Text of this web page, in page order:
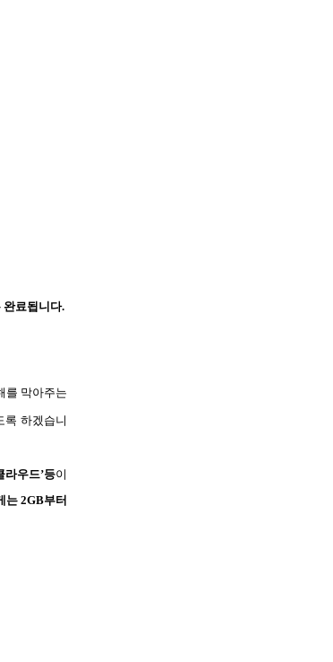
완료됩니다.
를 막아주는
록 하겠습니
라우드’등이
는 2GB부터